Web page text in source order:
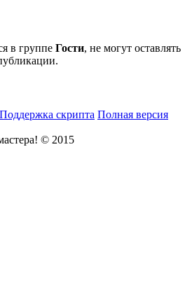
в группе Гости, не могут оставлять
Поддержка скрипта Полная версия
© 2015